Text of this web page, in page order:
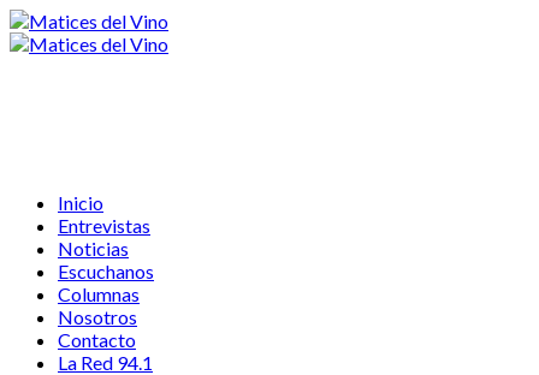
Inicio
Entrevistas
Noticias
Escuchanos
Columnas
Nosotros
Contacto
La Red 94.1